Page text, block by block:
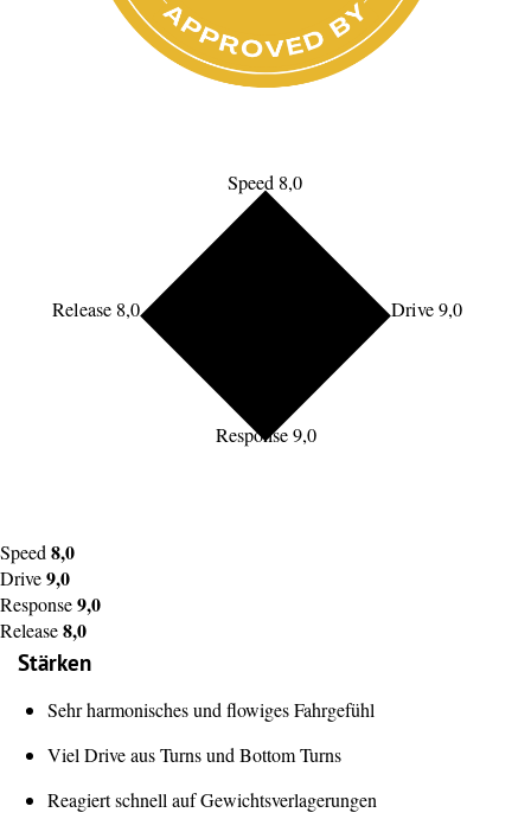
Speed 8,0
Drive 9,0
Response 9,0
Release 8,0
Speed 8,0
Drive9,0
Response9,0
Release8,0
Stärken
Sehr harmonisches und flowiges Fahrgefühl
Viel Drive aus Turns und Bottom Turns
Reagiert schnell auf Gewichtsverlagerungen